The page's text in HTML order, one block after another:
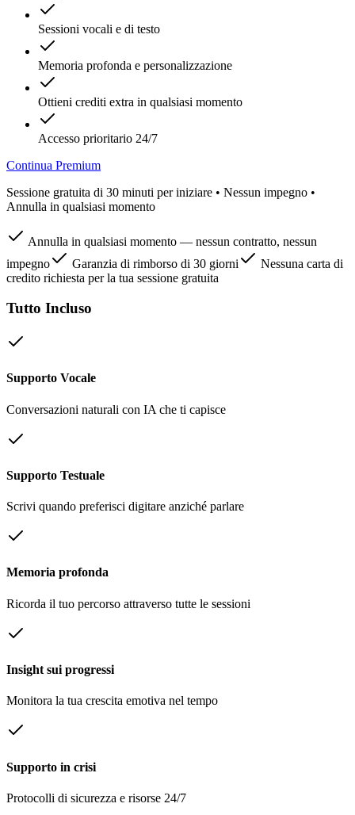
Sessioni vocali e di testo
Memoria profonda e personalizzazione
Ottieni crediti extra in qualsiasi momento
Accesso prioritario 24/7
Continua Premium
Sessione gratuita di 30 minuti per iniziare • Nessun impegno •
Annulla in qualsiasi momento
Annulla in qualsiasi momento — nessun contratto, nessun
impegno
Garanzia di rimborso di 30 giorni
Nessuna carta di
credito richiesta per la tua sessione gratuita
Tutto Incluso
Supporto Vocale
Conversazioni naturali con IA che ti capisce
Supporto Testuale
Scrivi quando preferisci digitare anziché parlare
Memoria profonda
Ricorda il tuo percorso attraverso tutte le sessioni
Insight sui progressi
Monitora la tua crescita emotiva nel tempo
Supporto in crisi
Protocolli di sicurezza e risorse 24/7